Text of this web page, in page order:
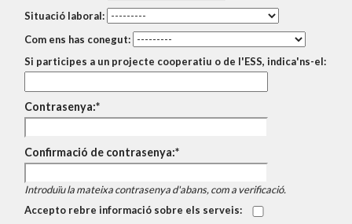
Situació laboral:
Com ens has conegut:
Si participes a un projecte cooperatiu o de l'ESS, indica'ns-el:
Contrasenya:
Confirmació de contrasenya:
Introduïu la mateixa contrasenya d'abans, com a verificació.
Accepto rebre informació sobre els serveis: